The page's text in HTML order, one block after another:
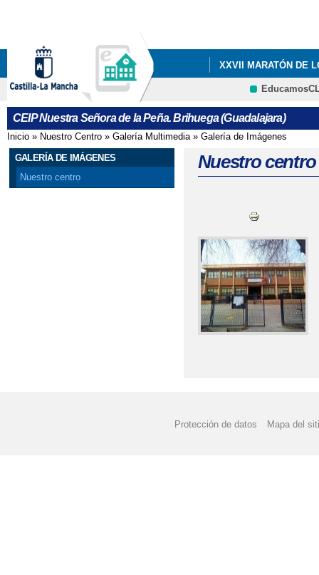
XXVII MARATÓN DE
QUÉ HACEMOS
CRFP
CEIP Nuestra Señora de la Peña. Brihuega (Guadalajara)
Se encuentra usted aquí
Inicio » Nuestro Centro » Galería Multimedia» Galería de Imágenes
GALERÍA DE IMÁGENES
Nuestro centro
Nuestro centro
Protección de datos Mapa del